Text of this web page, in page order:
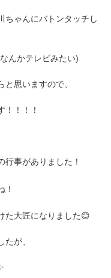
ちゃんにバトンタッチし
んかテレビみたい)
思いますので、
！！！！
行事がありました！
！
た大匠になりました😊
が、